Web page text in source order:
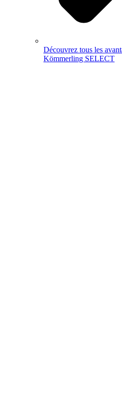
Découvrez tous les
Kömmerling SELECT